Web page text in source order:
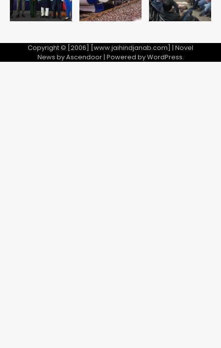
Copyright © [2006] [www.jaihindjanab.com] | Novel
News byAscendoor| Powered byWordPress.